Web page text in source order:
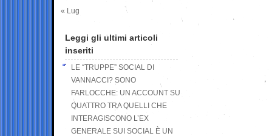
« Lug
Leggi gli ultimi articoli
inseriti
LE “TRUPPE” SOCIAL DI
VANNACCI? SONO
FARLOCCHE: UN ACCOUNT SU
QUATTRO TRA QUELLI CHE
INTERAGISCONO L’EX
GENERALE SUI SOCIAL È UN